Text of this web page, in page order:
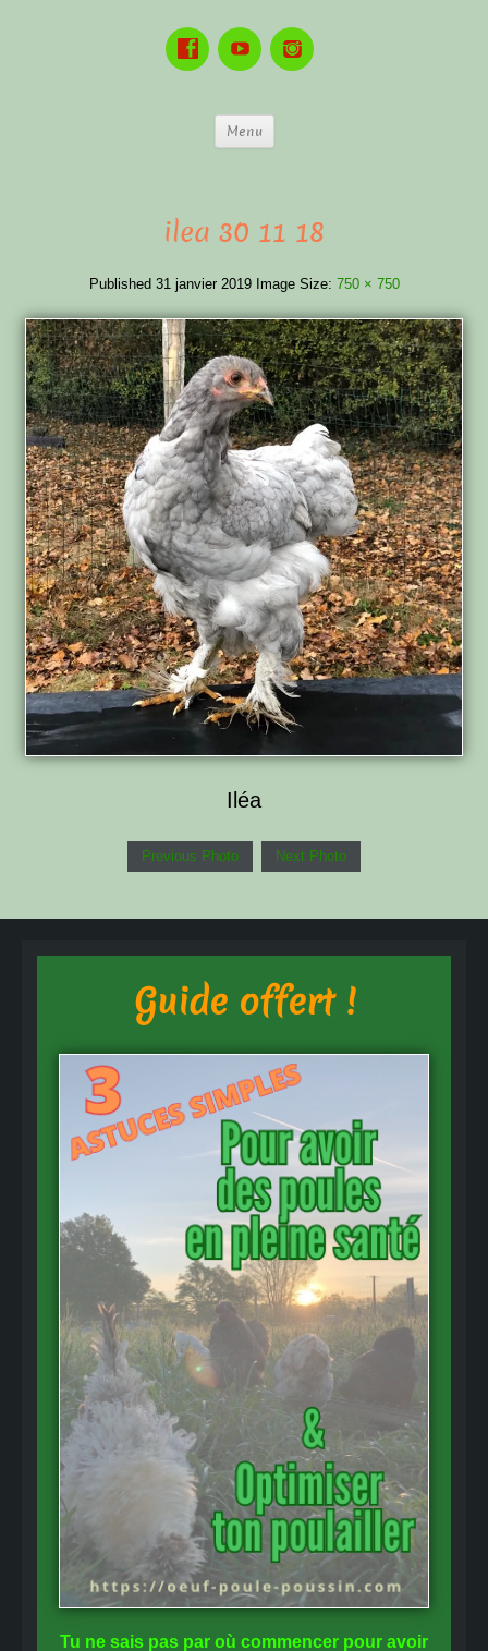
Menu
ilea 30 11 18
Published 31 janvier 2019 Image Size: 750 × 750
Iléa
Previous Photo Next Photo
Guide offert !
Tu ne sais pas par où commencer pour avoir